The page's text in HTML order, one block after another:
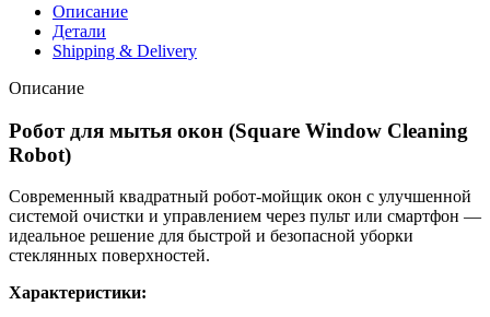
Описание
Детали
Shipping & Delivery
Описание
Робот для мытья окон (Square Window Cleaning
Robot)
Современный квадратный робот-мойщик окон с улучшенной
системой очистки и управлением через пульт или смартфон —
идеальное решение для быстрой и безопасной уборки
стеклянных поверхностей.
Характеристики: